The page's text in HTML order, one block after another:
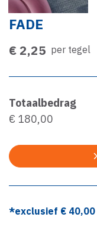
FADE
€ 2,25 per tegel
Totaalbedrag
€ 180,00
*exclusief € 40,00